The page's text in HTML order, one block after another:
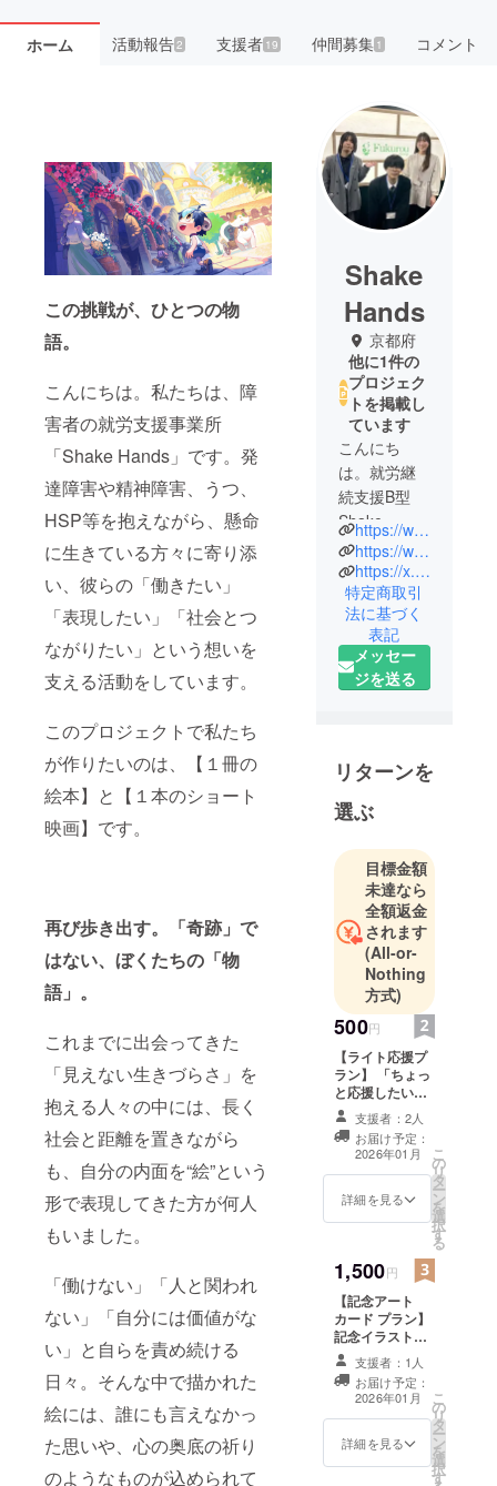
ホーム 活動報告2 支援者 19 仲間募集 1 コメント
この挑戦が、ひとつの物
語。
こんにちは。私たちは、障
害者の就労支援事業所
「Shake Hands」です。発
達障害や精神障害、うつ、
HSP等を抱えながら、懸命
に生きている方々に寄り添
い、彼らの「働きたい」
「表現したい」「社会とつ
ながりたい」という想いを
支える活動をしています。
このプロジェクトで私たち
が作りたいのは、【１冊の
絵本】と【１本のショート
映画】です。
再び歩き出す。「奇跡」で
はない、ぼくたちの「物
語」。
これまでに出会ってきた
「見えない生きづらさ」を
抱える人々の中には、長く
社会と距離を置きながら
も、自分の内面を“絵”という
形で表現してきた方が何人
もいました。
「働けない」「人と関われ
ない」「自分には価値がな
い」と自らを責め続ける
日々。そんな中で描かれた
絵には、誰にも言えなかっ
た思いや、心の奥底の祈り
のようなものが込められて
Shake
Hands
京都府
他に1件の
プロジェク
トを掲載し
ています
こんにち
は。就労継
続支援B型
Shake
Handsと申し
ます。
普段は、就
労支援でア
ニメの原画
制作や販促
物ツールの
普通の団体
です。
プロジェク
トを立ち上
げたのは、
ある忘れら
れない出来
事がきっか
けでした。
７年間就労
支援をして
きて感じ
た、障害の
ある方の就
職の難し
さ・挫折・
失敗——
どんなに頑
張っても、
世の中には
どうにもな
らないこと
がある。そ
う思い知っ
た日もあり
ました。
でも同時
https://www.shake-hands.info/movieproject
https://www.instagram.com/bokutohitsujiproject/
https://x.com/bokuhitsumovie
特定商取引
法に基づく
表記
メッセー
ジを送る
リターンを
選ぶ
目標金額
未達なら
全額返金
されます
(All-or-
Nothing
方式)
500円
【ライト応援プ
ラン】 「ちょっ
と応援したい」
気持ちだけでう
れしいです。感
謝を込めて、支
援者様へお礼
メッセージの動
画を支援者様限
の長さ：1分程度
・提供方法：
メールにて送信
支援者：2人
お届け予定：
2026年01月
詳細を見る
こ
の
リ
タ
ー
ン
を
選
択
す
る
1,500円
【記念アート
カード プラン】
記念イラスト
カード（ショッ
プカードサイ
ズ・1枚） 本プ
ロジェクト限定
デザインの記念
カードをお送り
支援者：1人
お届け予定：
2026年01月
詳細を見る
こ
の
リ
タ
ー
ン
を
選
択
す